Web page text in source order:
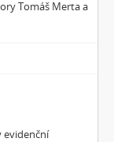
host
Next...
Tomáš Merta a
evidenční